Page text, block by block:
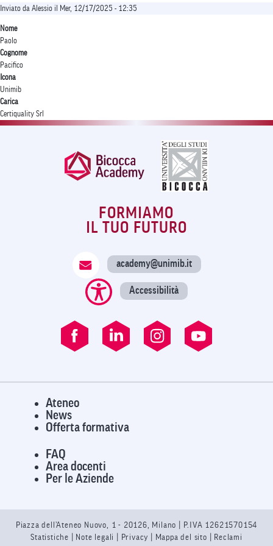
Inviato da Alessio il Mer, 12/17/2025 - 12:35
Nome
Paolo
Cognome
Pacifico
Icona
Unimib
Carica
Certiquality Srl
FORMIAMO
IL TUO FUTURO
academy@unimib.it
Accessibilità
Ateneo
News
Offerta formativa
FAQ
Area docenti
Per le Aziende
Piazza dell’Ateneo Nuovo, 1 - 20126, Milano | P.IVA 12621570154
Statistiche
Note legali Privacy | Mappa del sito |
Reclami